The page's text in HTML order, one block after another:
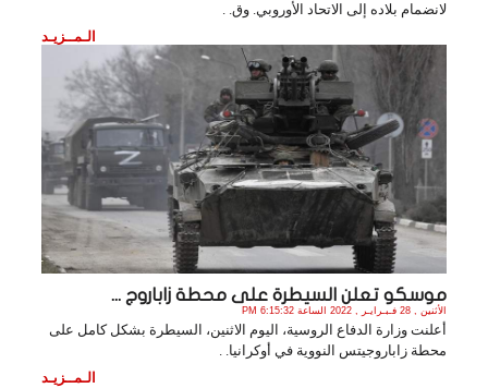
لانضمام بلاده إلى الاتحاد الأوروبي. وق. .
الـمــزيـد
موسكو تعلن السيطرة على محطة زاباروج ...
الأثنين , 28 فـبـرايـر , 2022 الساعة 6:15:32 PM
أعلنت وزارة الدفاع الروسية، اليوم الاثنين، السيطرة بشكل كامل على
محطة زاباروجيتس النووية في أوكرانيا. .
الـمــزيـد